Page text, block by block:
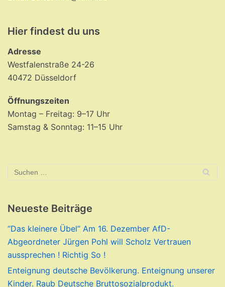
Hier findest du uns
Adresse
Westfalenstraße 24-26
40472 Düsseldorf
Öffnungszeiten
Montag – Freitag: 9–17 Uhr
Samstag & Sonntag: 11–15 Uhr
Neueste Beiträge
“Das kleinere Übel” Am 16. Dezember AfD-
Abgeordneter Jürgen Pohl will Scholz Vertrauen
aussprechen ! Richtig So !
Enteignung deutsche Bevölkerung. Enteignung unserer
Kinder. Raub Deutsche Bruttosozialprodukt.